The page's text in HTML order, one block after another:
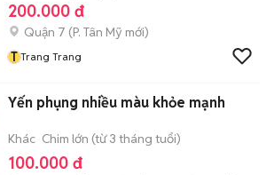
200.000 đ
Quận 7 (P. Tân Mỹ mới)
T Trang Trang
Yến phụng nhiều màu khỏe mạnh
Khác Chim lớn (từ 3 tháng tuổi)
100.000 đ